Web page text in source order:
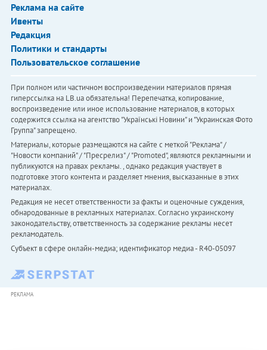
Реклама на сайте
Ивенты
Редакция
Политики и стандарты
Пользовательское соглашение
При полном или частичном воспроизведении материалов прямая
гиперссылка на LB.ua обязательна! Перепечатка, копирование,
воспроизведение или иное использование материалов, в которых
содержится ссылка на агентство "Українськi Новини" и "Украинская Фото
Группа" запрещено.
Материалы, которые размещаются на сайте с меткой "Реклама" /
"Новости компаний" / "Пресрелиз" / "Promoted", являются рекламными и
публикуются на правах рекламы. , однако редакция участвует в
подготовке этого контента и разделяет мнения, высказанные в этих
материалах.
Редакция не несет ответственности за факты и оценочные суждения,
обнародованные в рекламных материалах. Согласно украинскому
законодательству, ответственность за содержание рекламы несет
рекламодатель.
Субъект в сфере онлайн-медиа; идентификатор медиа - R40-05097
РЕКЛАМА